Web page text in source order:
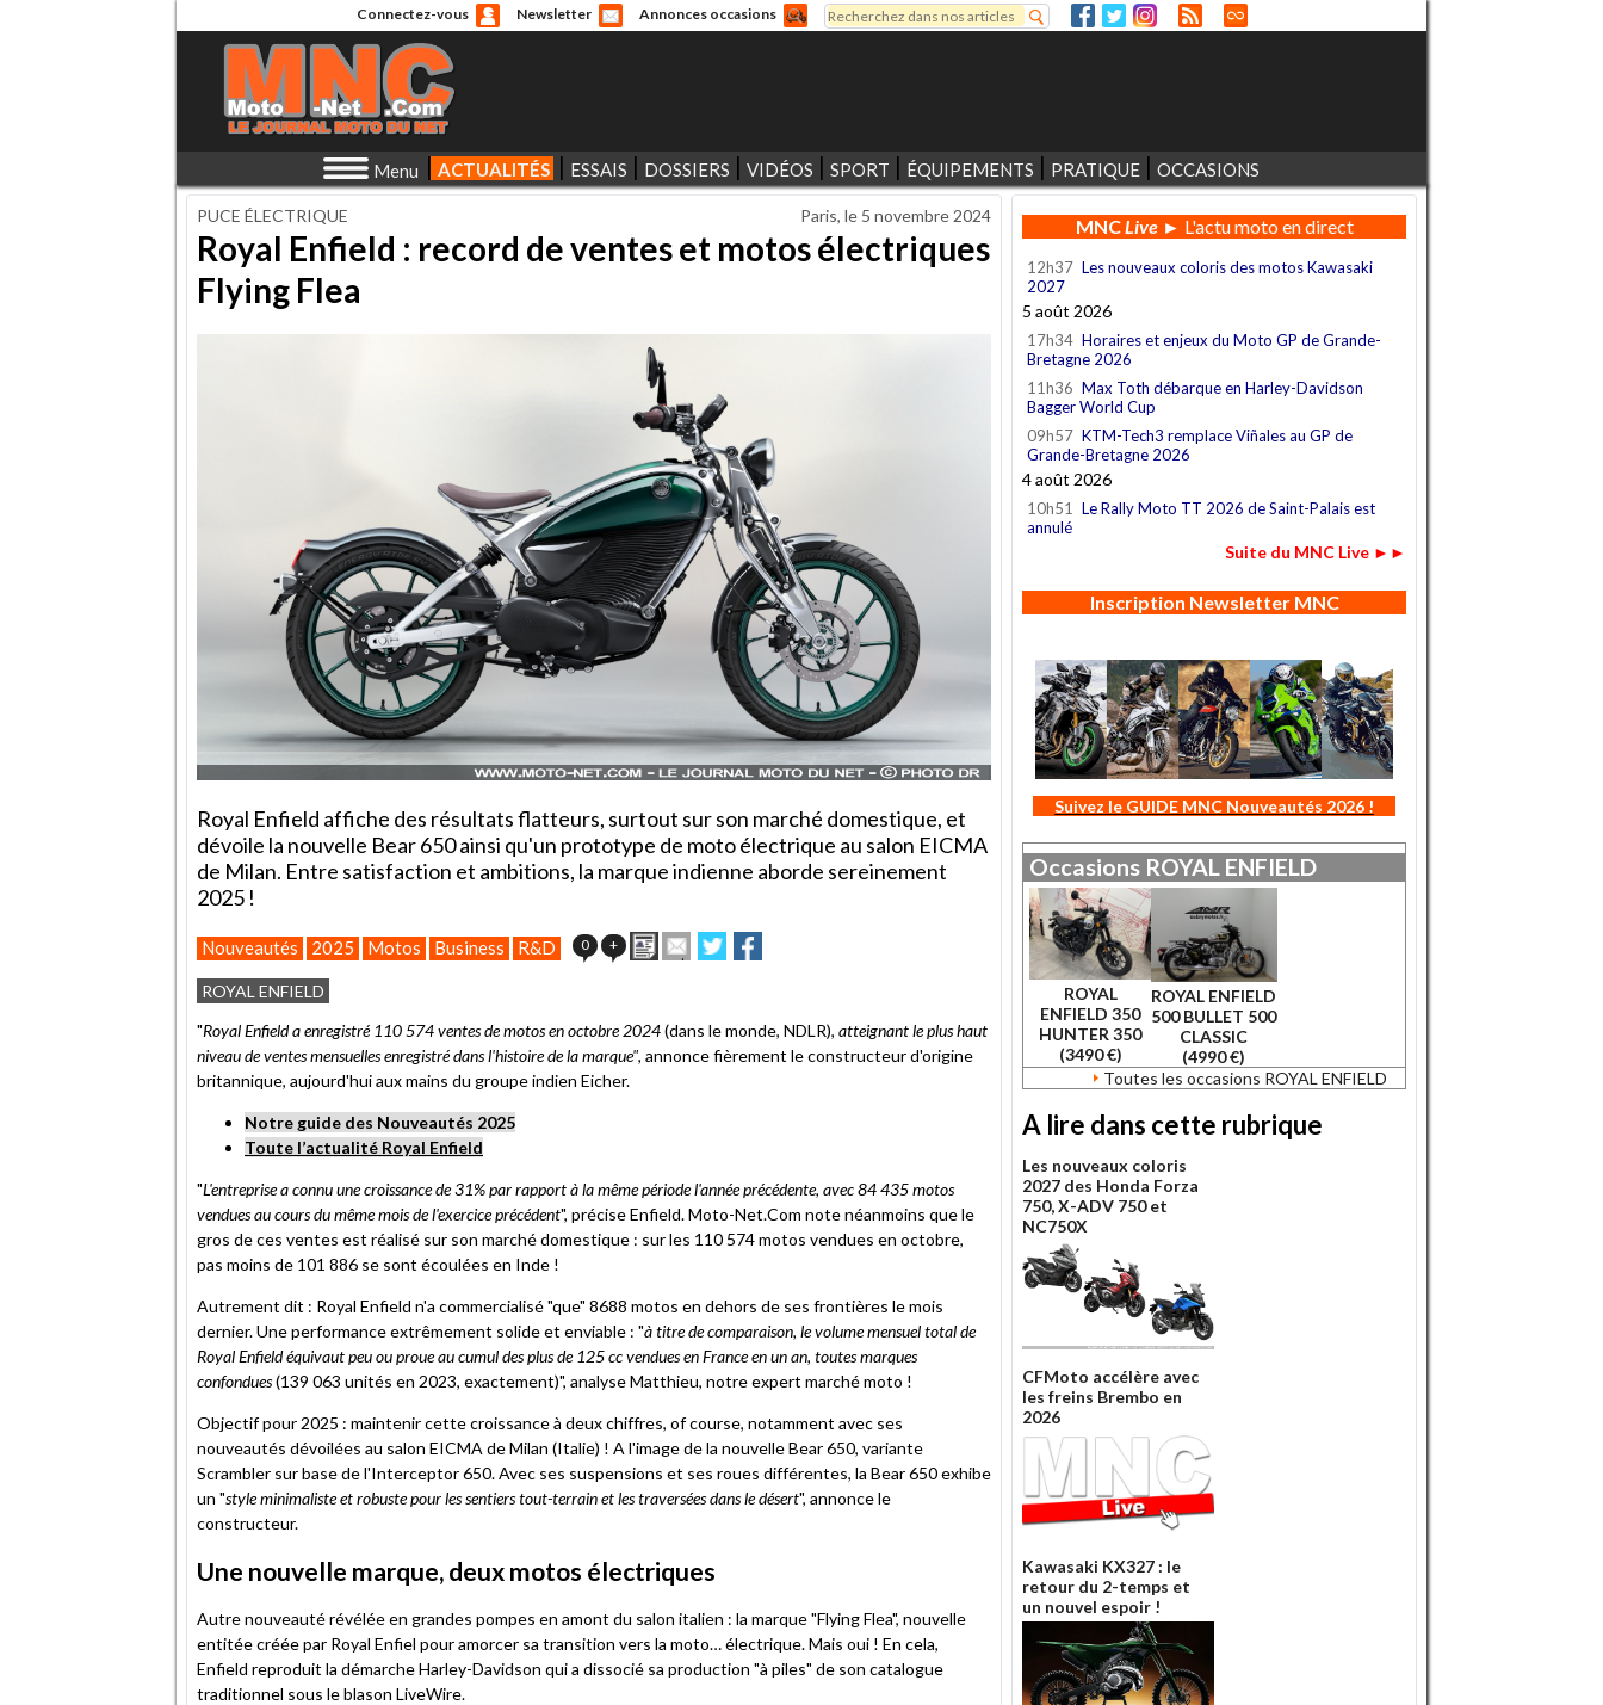
Connectez-vous Newsletter Annonces occasions
Formulaire de recherche
Rechercher
Menu ACTUALITÉS ESSAIS DOSSIERS VIDÉOS SPORT ÉQUIPEMENTS PRATIQUE OCCASIONS
PUCE ÉLECTRIQUE Paris, le 5 novembre 2024
Royal Enfield : record de ventes et motos électriques
Flying Flea
Royal Enfield affiche des résultats flatteurs, surtout sur son marché domestique, et
dévoile la nouvelle Bear 650 ainsi qu'un prototype de moto électrique au salon EICMA
de Milan. Entre satisfaction et ambitions, la marque indienne aborde sereinement
2025 !
Nouveautés 2025 Motos Business R&D 0 + ImprimerEnvoyer
cet
un
ami
Partager
sur
sur
ROYAL ENFIELD
"Royal Enfield a enregistré 110 574 ventes de motos en octobre 2024(dans le monde, NDLR), atteignant le plus haut
niveau de ventes mensuelles enregistré dans l'histoire de la marque", annonce fièrement le constructeur d'origine
britannique, aujourd'hui aux mains du groupe indien Eicher.
Notre guide des Nouveautés 2025
Toute l’actualité Royal Enfield
"L'entreprise a connu une croissance de 31% par rapport à la même période l'année précédente, avec 84 435 motos
vendues au cours du même mois de l'exercice précédent", précise Enfield. Moto-Net.Com note néanmoins que le
gros de ces ventes est réalisé sur son marché domestique : sur les 110 574 motos vendues en octobre,
pas moins de 101 886 se sont écoulées en Inde !
Autrement dit : Royal Enfield n'a commercialisé "que" 8688 motos en dehors de ses frontières le mois
dernier. Une performance extrêmement solide et enviable : "à titre de comparaison, le volume mensuel total de
Royal Enfield équivaut peu ou proue au cumul des plus de 125 cc vendues en France en un an, toutes marques
confondues(139 063 unités en 2023, exactement)", analyse Matthieu, notre expert marché moto !
Objectif pour 2025 : maintenir cette croissance à deux chiffres, of course, notamment avec ses
nouveautés dévoilées au salon EICMA de Milan (Italie) ! A l'image de la nouvelle Bear 650, variante
Scrambler sur base de l'Interceptor 650. Avec ses suspensions et ses roues différentes, la Bear 650 exhibe
un "style minimaliste et robuste pour les sentiers tout-terrain et les traversées dans le désert", annonce le
constructeur.
Une nouvelle marque, deux motos électriques
Autre nouveauté révélée en grandes pompes en amont du salon italien : la marque "Flying Flea", nouvelle
entitée créée par Royal Enfiel pour amorcer sa transition vers la moto… électrique. Mais oui ! En cela,
Enfield reproduit la démarche Harley-Davidson qui a dissocié sa production "à piles" de son catalogue
traditionnel sous le blason LiveWire.
MNCLive► L'actu moto en direct
12h37 Les nouveaux coloris des motos Kawasaki
2027
5 août 2026
17h34 Horaires et enjeux du Moto GP de Grande-
Bretagne 2026
11h36 Max Toth débarque en Harley-Davidson
Bagger World Cup
09h57 KTM-Tech3 remplace Viñales au GP de
Grande-Bretagne 2026
4 août 2026
10h51
Le Rally Moto TT 2026 de Saint-Palais est
annulé
Suite du MNC Live ►►
Inscription Newsletter MNC
Suivez le GUIDE MNC Nouveautés 2026 !
Occasions ROYAL ENFIELD
ROYAL
ENFIELD 350
HUNTER 350
(3490 €)
ROYAL ENFIELD
500 BULLET 500
CLASSIC
(4990 €)
Toutes les occasions ROYAL ENFIELD
A lire dans cette rubrique
Les nouveaux coloris
2027 des Honda Forza
750, X-ADV 750 et
NC750X
CFMoto accélère avec
les freins Brembo en
2026
Kawasaki KX327 : le
retour du 2-temps et
un nouvel espoir !